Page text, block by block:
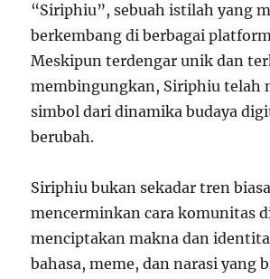
“Siriphiu”, sebuah istilah yang
berkembang di berbagai
Meskipun terdengar unik dan
membingungkan, Siriphiu telah
simbol dari dinamika budaya
berubah.
Siriphiu bukan sekadar tren
mencerminkan cara komunitas
menciptakan makna dan
bahasa, meme, dan narasi yang